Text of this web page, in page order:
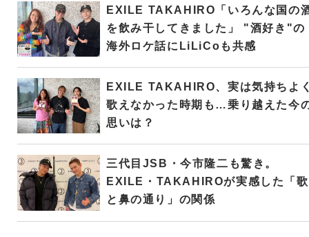
EXILE TAKAHIRO「いろんな国の
を飲み干してきました」 "酒好き"の
海外ロケ話にLiLiCoも共感
EXILE TAKAHIRO、実は気持ちよ
歌えなかった時期も…乗り越えた今
思いは？
三代目JSB・今市隆二も驚き。
EXILE・TAKAHIROが実感した「歌
と鼻の通り」の関係